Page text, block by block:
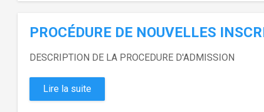
PROCÉDURE DE NOUVELLES
DESCRIPTION DE LA PROCEDURE D'ADMISSION
Lire la suite